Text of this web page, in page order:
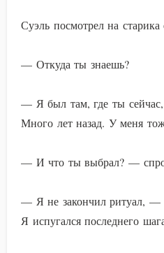
Суэль посмотрел на
— Откуда ты знаешь?
— Я был там, где ты
Много лет назад. У меня
— И что ты выбрал? —
— Я не закончил ритуал, —
Я испугался последнего